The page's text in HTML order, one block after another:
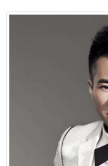
代言知识：明星代言资源
找明星代言基
2026年明星